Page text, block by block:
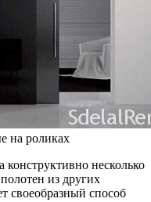
на роликах
несколько
из других
своеобразный способ